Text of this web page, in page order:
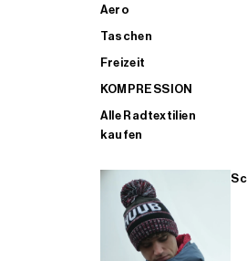
Aero
Taschen
Freizeit
KOMPRESSION
Alle Radtextilien
kaufen